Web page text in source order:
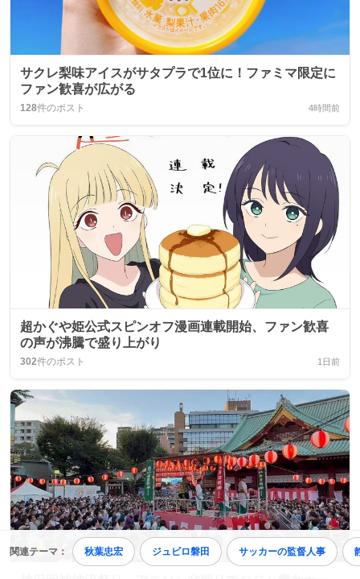
関連テーマ： 秋葉忠宏 ジュビロ磐田 サッカーの監督人事
サクレ梨味アイスがサタプラで1位に！ファミマ限定に
ファン歓喜が広がる
128件のポスト 4時間前
超かぐや姫公式スピンオフ漫画連載開始、ファン歓喜
の声が沸騰で盛り上がり
302件のポスト 1日前
1:57